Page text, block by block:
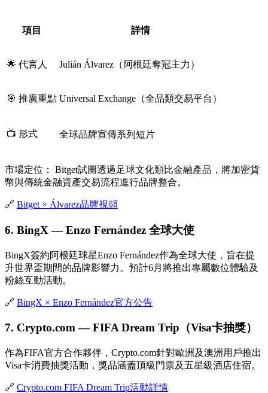
項目 詳情
🌟 代言人 Julián Álvarez（阿根廷奪冠主力）
🎯 推廣重點 Universal Exchange（全品類交易平台）
📺 形式 全球品牌宣傳系列短片
市場定位：
Bitget試圖透過足球文化類比金融產品，將加密貨
幣與傳統金融資產交易流程進行品牌整合。
🔗 Bitget × Álvarez品牌視頻
6. BingX — Enzo Fernández 全球大使
BingX簽約阿根廷球星Enzo Fernández作為全球大使，旨在提
升世界盃期間的品牌影響力。預計6月將推出專屬數位體驗及
粉絲互動活動。
🔗 BingX × Enzo Fernández官方公告
7. Crypto.com — FIFA Dream Trip（Visa卡抽獎）
作為FIFA官方合作夥伴，Crypto.com針對歐洲及澳洲用戶推出
Visa卡消費抽獎活動，獎品涵蓋頂級門票及五星級酒店住宿。
🔗 Crypto.com FIFA Dream Trip活動詳情